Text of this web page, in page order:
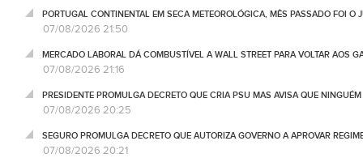
PORTUGAL CONTINENTAL EM SECA METEOROLÓGICA, MÊS PASSADO FOI O
07/08/2026 21:50
MERCADO LABORAL DÁ COMBUSTÍVEL A WALL STREET PARA VOLTAR AOS
07/08/2026 21:16
PRESIDENTE PROMULGA DECRETO QUE CRIA PSU MAS AVISA QUE
07/08/2026 20:25
SEGURO PROMULGA DECRETO QUE AUTORIZA GOVERNO A APROVAR
07/08/2026 20:21